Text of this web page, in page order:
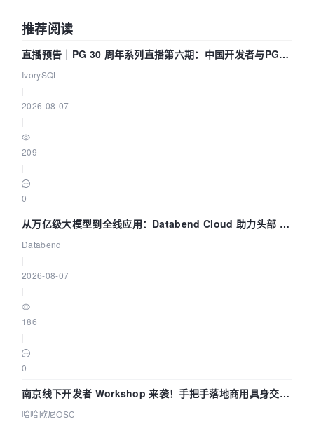
推荐阅读
直播预告｜PG 30 周年系列直播第六期：中国开发者与PG内
核——我们改得动吗？我们贡献了什么？
IvorySQL
2026-08-07
209
0
从万亿级大模型到全线应用：Databend Cloud 助力头部 AI
企业构建全链路 Trace 数据管道
Databend
2026-08-07
186
0
南京线下开发者 Workshop 来袭！手把手落地商用具身交互
智能 Agent 应用
哈哈欧尼OSC